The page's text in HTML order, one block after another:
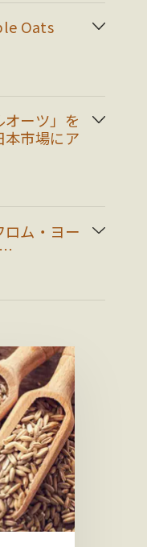
Oats
オーツ」を
本市場にア
ロム・ヨー